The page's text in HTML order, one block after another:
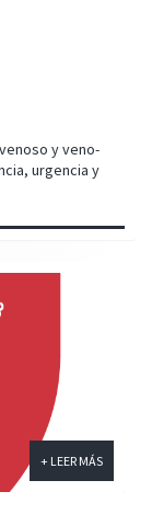
y veno-
urgencia y
+ LEER MÁS